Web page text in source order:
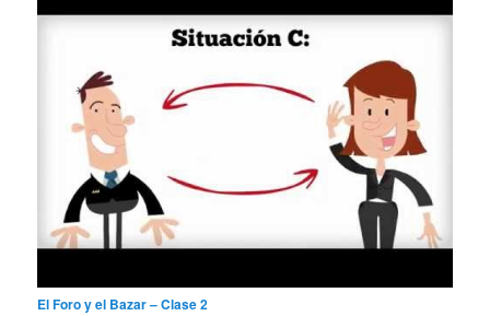
El Foro y el Bazar – Clase 2